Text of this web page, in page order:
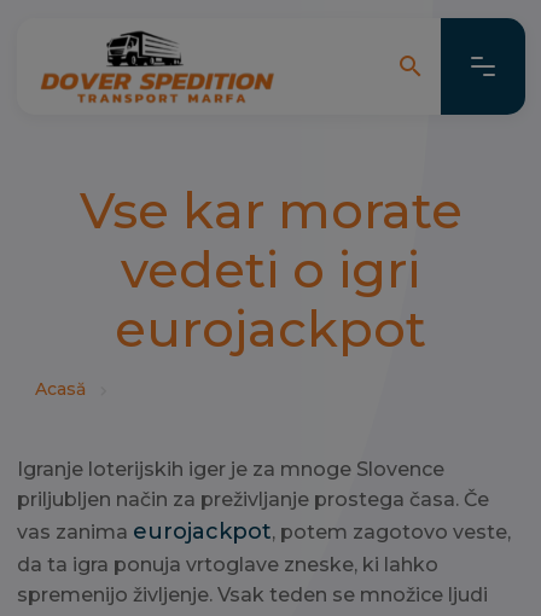
search search
Vse kar morate
vedeti o igri
eurojackpot
Acasă
Igranje loterijskih iger je za mnoge Slovence
priljubljen način za preživljanje prostega časa. Če
vas zanima eurojackpot, potem zagotovo veste,
da ta igra ponuja vrtoglave zneske, ki lahko
spremenijo življenje. Vsak teden se množice ljudi